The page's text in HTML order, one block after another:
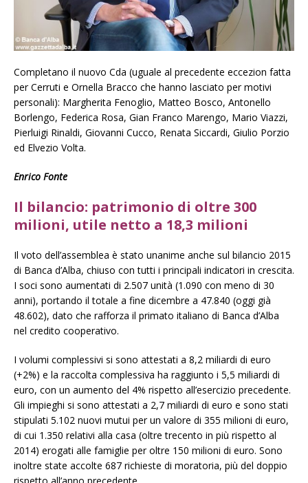
Completano il nuovo Cda (uguale al precedente eccezion fatta
per Cerruti e Ornella Bracco che hanno lasciato per motivi
personali): Margherita Fenoglio, Matteo Bosco, Antonello
Borlengo, Federica Rosa, Gian Franco Marengo, Mario Viazzi,
Pierluigi Rinaldi, Giovanni Cucco, Renata Siccardi, Giulio Porzio
ed Elvezio Volta.
Enrico Fonte
Il bilancio: patrimonio di oltre 300
milioni, utile netto a 18,3 milioni
Il voto dell’assemblea è stato unanime anche sul bilancio 2015
di Banca d’Alba, chiuso con tutti i principali indicatori in crescita.
I soci sono aumentati di 2.507 unità (1.090 con meno di 30
anni), portando il totale a fine dicembre a 47.840 (oggi già
48.602), dato che rafforza il primato italiano di Banca d’Alba
nel credito cooperativo.
I volumi complessivi si sono attestati a 8,2 miliardi di euro
(+2%) e la raccolta complessiva ha raggiunto i 5,5 miliardi di
euro, con un aumento del 4% rispetto all’esercizio precedente.
Gli impieghi si sono attestati a 2,7 miliardi di euro e sono stati
stipulati 5.102 nuovi mutui per un valore di 355 milioni di euro,
di cui 1.350 relativi alla casa (oltre trecento in più rispetto al
2014) erogati alle famiglie per oltre 150 milioni di euro. Sono
inoltre state accolte 687 richieste di moratoria, più del doppio